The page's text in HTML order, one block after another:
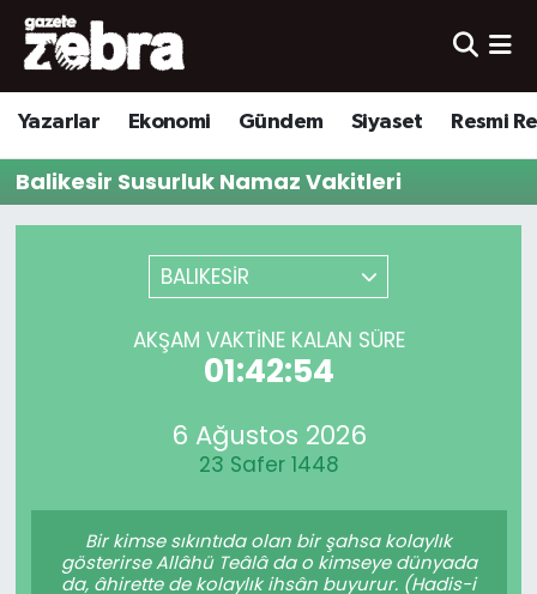
Yazarlar Ekonomi Gündem Siyaset Resmi
Balikesir Susurluk Namaz Vakitleri
BALIKESİR
AKŞAM VAKTINE KALAN SÜRE
01:42:54
6 Ağustos 2026
23 Safer 1448
Bir kimse sıkıntıda olan bir şahsa kolaylık
gösterirse Allâhü Teâlâ da o kimseye dünyada
da, âhirette de kolaylık ihsân buyurur. (Hadis-i
Yazarlar
Ekonomi
Kültür-Sanat
Nöbetçi Eczaneler
Hava Durumu
Trafik Durumu
Süper Lig Puan Durumu ve Fikstür
Tüm Manşetler